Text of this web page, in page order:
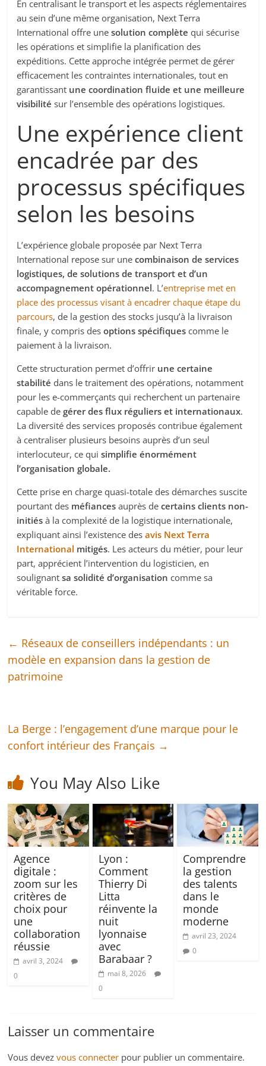
En centralisant le transport et les aspects réglementaires
au sein d’une même organisation, Next Terra
International offre une solution complètequi sécurise
les opérations et simplifie la planification des
expéditions. Cette approche intégrée permet de gérer
efficacement les contraintes internationales, tout en
garantissant une coordination fluide et une meilleure
visibilité sur l’ensemble des opérations logistiques.
Une expérience client
encadrée par des
processus spécifiques
selon les besoins
L’expérience globale proposée par Next Terra
International repose sur unecombinaison de services
logistiques, de solutions de transport et d’un
accompagnement opérationnel. L’entreprise met en
place des processus visant à encadrer chaque étape du
parcours, de la gestion des stocks jusqu’à la livraison
finale, y compris desoptions spécifiques comme le
paiement à la livraison.
Cette structuration permet d’offrir une certaine
stabilité dans le traitement des opérations, notamment
pour les e-commerçants qui recherchent un partenaire
capable degérer des flux réguliers et internationaux.
La diversité des services proposés contribue également
à centraliser plusieurs besoins auprès d’un seul
interlocuteur, ce quisimplifie énormément
l’organisation globale.
Cette prise en charge quasi-totale des démarches suscite
pourtant des méfiances auprès decertains clients non-
initiés à la complexité de la logistique internationale,
expliquant ainsi l’existence desavis Next Terra
International mitigés. Les acteurs du métier, pour leur
part, apprécient l’intervention du logisticien, en
soulignantsa solidité d’organisation comme sa
véritable force.
← Réseaux de conseillers indépendants : un
modèle en expansion dans la gestion de
patrimoine
La Berge : l’engagement d’une marque pour le
confort intérieur des Français →
You May Also Like
Agence
digitale :
zoom sur les
critères de
choix pour
une
collaboration
réussie
avril 3, 2024
0
Lyon :
Comment
Thierry Di
Litta
réinvente la
nuit
lyonnaise
avec
Barabaar ?
mai 8, 2026
0
Comprendre
la gestion
des talents
dans le
monde
moderne
avril 23, 2024
0
Laisser un commentaire
Vous devezvous connecter pour publier un commentaire.